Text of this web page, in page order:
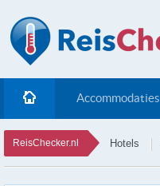
Accommodaties
ReisChecker.nl Hotels